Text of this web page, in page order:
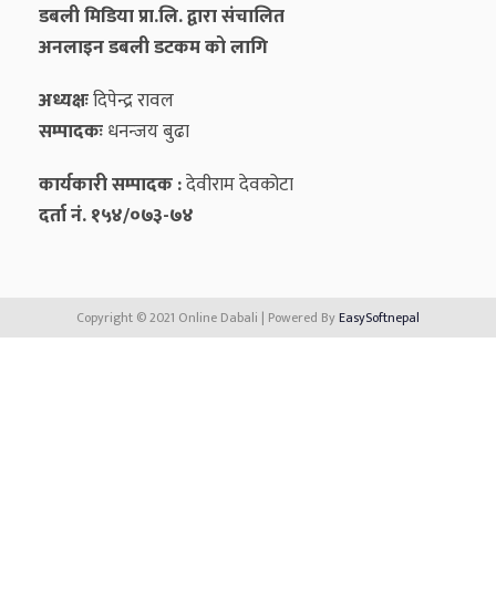
डबली मिडिया प्रा.लि. द्वारा संचालित
अनलाइन डबली डटकम को लागि
अध्यक्षःदिपेन्द्र रावल
सम्पादकःधनन्‍जय बुढा
कार्यकारी सम्पादक :देवीराम देवकोटा
दर्ता नं. १५४/०७३-७४
Copyright © 2021 Online Dabali | Powered ByEasySoftnepal